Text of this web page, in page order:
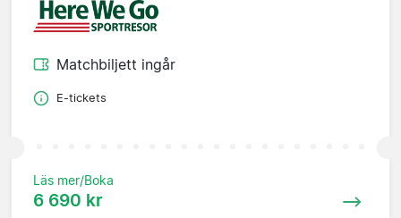
Matchbiljett ingår
E-tickets
Läs mer/Boka
6 690 kr